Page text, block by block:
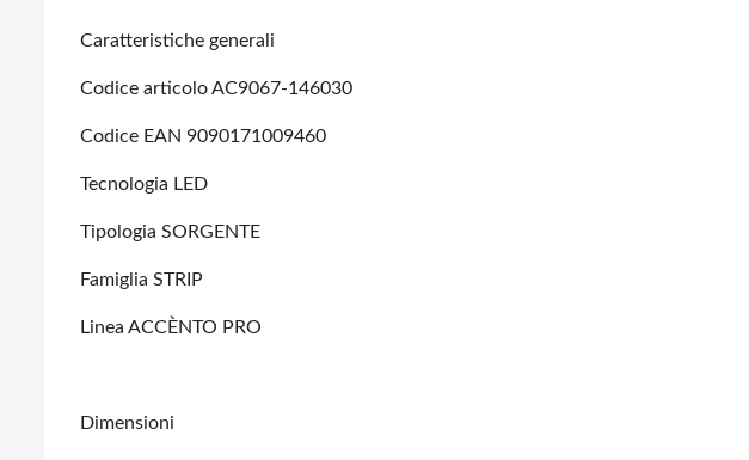
Caratteristiche generali
Codice articolo AC9067-146030
Codice EAN 9090171009460
Tecnologia LED
Tipologia SORGENTE
Famiglia STRIP
Linea ACCÈNTO PRO
Dimensioni